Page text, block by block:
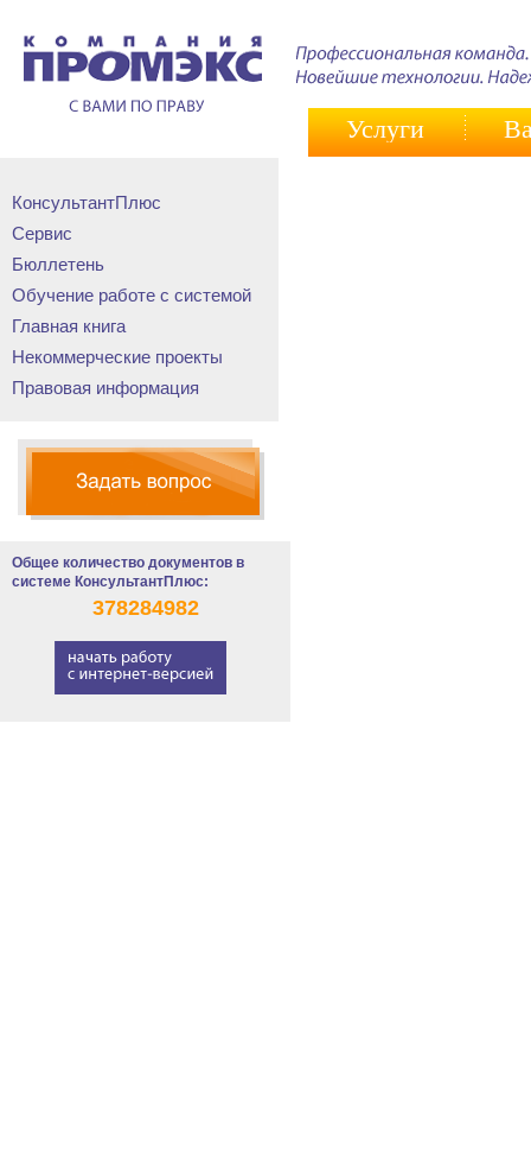
Услуги
КонсультантПлюс
Сервис
Бюллетень
Обучение работе с системой
Главная книга
Некоммерческие проекты
Правовая информация
Общее количество документов в
системе КонсультантПлюс:
378284982